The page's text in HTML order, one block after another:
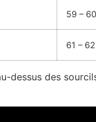
59 – 60
61 – 62
dessus des